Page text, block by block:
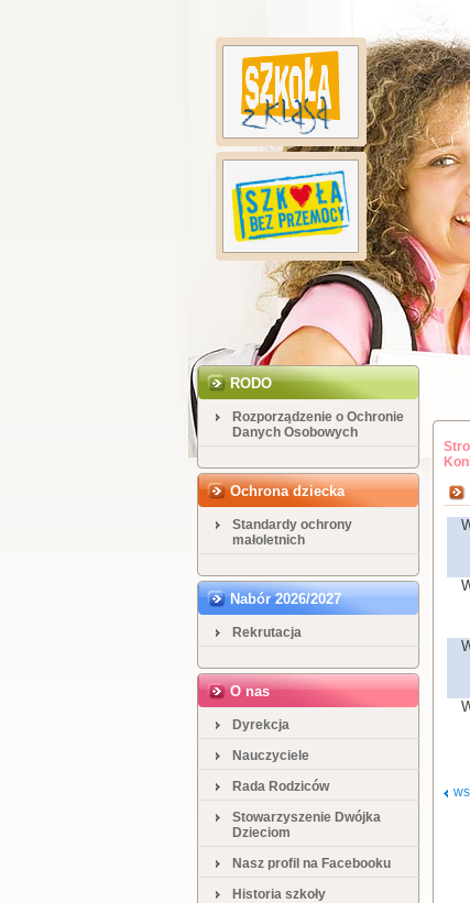
RODO
Rozporządzenie o Ochronie
Danych Osobowych
Ochrona dziecka
Standardy ochrony
małoletnich
Nabór 2026/2027
Rekrutacja
O nas
Dyrekcja
Nauczyciele
Rada Rodziców
Stowarzyszenie Dwójka
Dzieciom
Nasz profil na Facebooku
Historia szkoły